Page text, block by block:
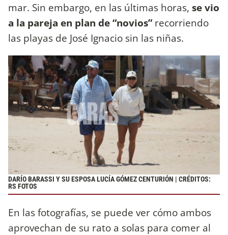
mar. Sin embargo, en las últimas horas, se vio
a la pareja en plan de “novios”recorriendo
las playas de José Ignacio sin las niñas.
DARÍO BARASSI Y SU ESPOSA LUCÍA GÓMEZ CENTURIÓN | CRÉDITOS:
RS FOTOS
En las fotografías, se puede ver cómo ambos
aprovechan de su rato a solas para comer al